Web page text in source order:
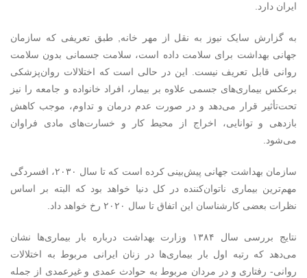
ایران دارد.
به گزارش سایک نیوز به نقل از مهر خانه, طبق تعریفی که سازمان
جهانی بهداشت برای سلامت داده است، سلامت جسمانی بدون سلامت
روانی قابل تعریف نیست. این در حالی است که اختلالات روان‌پزشکی
برعکس بیماری‌های جسمی علاوه بر بیمار، افراد خانواده و جامعه را نیز
تحت‌تأثیر قرار می‌دهد و در صورت عدم درمان و تداوم، موجب کاهش
بازدهی و توانایی، اخراج از محیط کار و خسارت‌های مادی فراوان
می‌شود.
سازمان بهداشت جهانی پیش‌بینی کرده است که تا سال ۲۰۳۰، افسردگی
مهم‌ترین بیماری ناتوان‌کننده در کل دنیا خواهد بود که البته بر اساس
نظرات بعضی کارشناسان این اتفاق تا سال ۲۰۲۰ رخ خواهد داد.
نتایج بررسی سال ۱۳۸۴ وزارت بهداشت درباره بار بیماری‌ها نشان
می‌دهد که رتبه اول بار بیماری‌ها در زنان ایرانی مربوط به اختلالات
روانی- رفتاری و در مردان مربوط به حوادث عمدی و غیرعمدی از جمله